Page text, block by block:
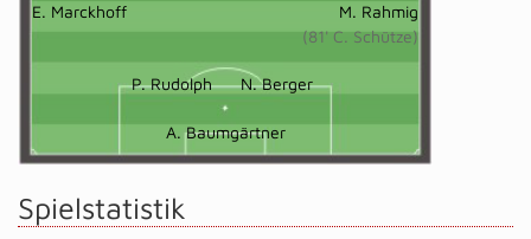
E. Marckhoff
M. Rahmig
(81' C. Schütze)
P. Rudolph N. Berger
A. Baumgärtner
Spielstatistik